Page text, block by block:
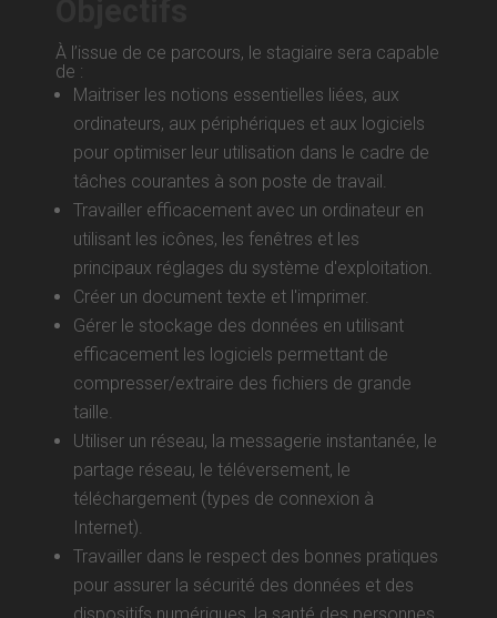
À l’issue de ce parcours, le stagiaire sera capable
de :
Maitriser les notions essentielles liées, aux
ordinateurs, aux périphériques et aux logiciels
pour optimiser leur utilisation dans le cadre de
tâches courantes à son poste de travail.
Travailler efficacement avec un ordinateur en
utilisant les icônes, les fenêtres et les
principaux réglages du système d'exploitation.
Créer un document texte et l'imprimer.
Gérer le stockage des données en utilisant
efficacement les logiciels permettant de
compresser/extraire des fichiers de grande
taille.
Utiliser un réseau, la messagerie instantanée, le
partage réseau, le téléversement, le
téléchargement (types de connexion à
Internet).
Travailler dans le respect des bonnes pratiques
pour assurer la sécurité des données et des
dispositifs numériques, la santé des personnes